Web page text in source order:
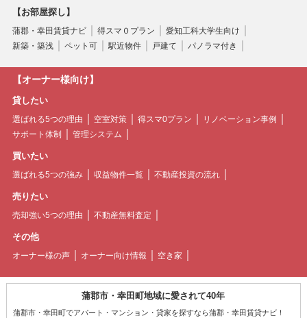
【お部屋探し】
蒲郡・幸田賃貸ナビ 得スマ０プラン
愛知工科大学生向け
新築・築浅
ペット可 駅近物件 戸建て パノラマ付き
【オーナー様向け】
貸したい
選ばれる5つの理由 空室対策 得スマ0プラン
リノベーション事例
サポート体制
管理システム
買いたい
選ばれる5つの強み 収益物件一覧 不動産投資の流れ
売りたい
売却強い5つの理由 不動産無料査定
その他
オーナー様の声 オーナー向け情報 空き家
蒲郡市・幸田町地域に愛されて40年
蒲郡市・幸田町でアパート・マンション・貸家を探すなら蒲郡・幸田賃貸ナビ！